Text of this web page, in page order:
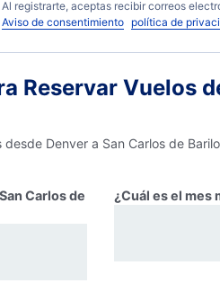
Al registrarte, aceptas recibir correos
Aviso de consentimiento política de
Reservar Vuelos
Denver a San Carlos de
Carlos de
¿Cuál es el mes